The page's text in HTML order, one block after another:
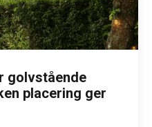
golvstående
placering ger